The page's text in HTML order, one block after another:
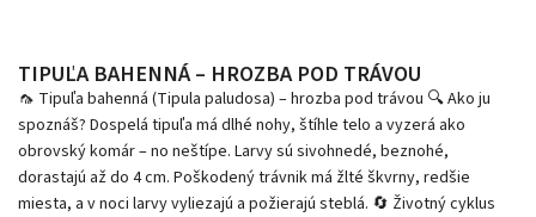
TIPUĽA BAHENNÁ – HROZBA POD TRÁVOU
🦟 Tipuľa bahenná (Tipula paludosa) – hrozba pod trávou 🔍 Ako ju
spoznáš? Dospelá tipuľa má dlhé nohy, štíhle telo a vyzerá ako
obrovský komár – no neštípe. Larvy sú sivohnedé, beznohé,
dorastajú až do 4 cm. Poškodený trávnik má žlté škvrny, redšie
miesta, a v noci larvy vyliezajú a požierajú steblá. 🔄 Životný cyklus